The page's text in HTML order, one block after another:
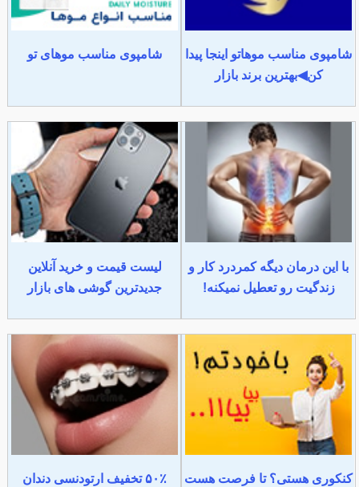
شامپوی مناسب موهاتو اینجا پیدا
کن◀بهترین برند بازار
شامپوی مناسب موهای تو
با این درمان دیگه کمردرد کار و
زندگیت رو تعطیل نمیکنه!
لیست قیمت و خرید آنلاین
جدیدترین گوشی های بازار
کنکوری هستی؟ تا فرصت هست
۵۰٪ تخفیف ارتودنسی دندان